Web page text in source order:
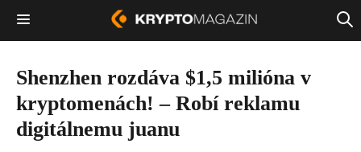
Shenzhen rozdáva $1,5 milióna v
kryptomenách! – Robí reklamu
digitálnemu juanu